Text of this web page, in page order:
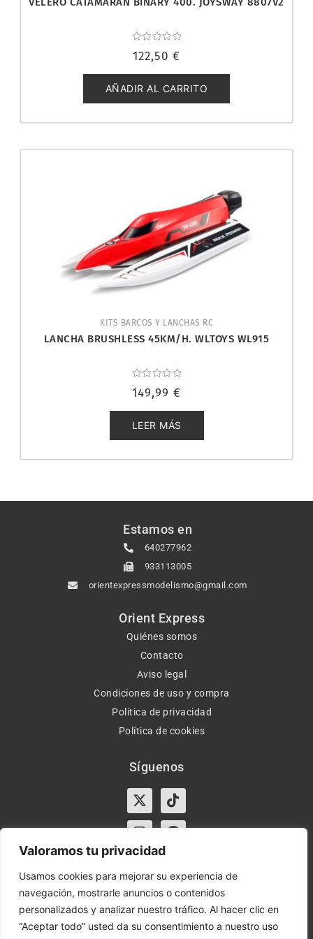
Valoramos tu privacidad
Usamos cookies para mejorar su experiencia de
navegación, mostrarle anuncios o contenidos
personalizados y analizar nuestro tráfico. Al hacer clic en
“Aceptar todo” usted da su consentimiento a nuestro uso
con
de
5
122,50 €
AÑADIR AL CARRITO
KITS BARCOS Y LANCHAS RC
LANCHA BRUSHLESS 45KM/H. WLTOYS WL915
con
de
5
149,99 €
LEER MÁS
Estamos en
640277962
933113005
orientexpressmodelismo@gmail.com
Orient Express
Quiénes somos
Contacto
Aviso legal
Condiciones de uso y compra
Política de privacidad
Política de cookies
Síguenos
X-
twitter
Tiktok
InstagramFacebook
Horario:
Lun-Vie de 10:00-13:30 y 17:00-20:00 – Sáb de
10:00-13:30